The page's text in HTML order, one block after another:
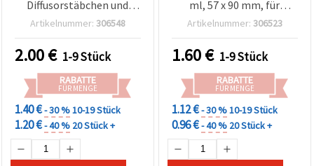
Diffusorstäbchen und
Duft-Clip für Raumduft &
Artikelnummer: 306548
2.00€ 1-9 Stück
RABATTE
FÜR MENGE
1.40 €- 30 %10-19 Stück
1.20 €- 40 % 20 Stück +
ml, 57 x 90 mm, für
Basteln & Deko
Artikelnummer: 306523
1.60€ 1-9 Stück
RABATTE
FÜR MENGE
1.12 €- 30 %10-19 Stück
0.96 €- 40 % 20 Stück +